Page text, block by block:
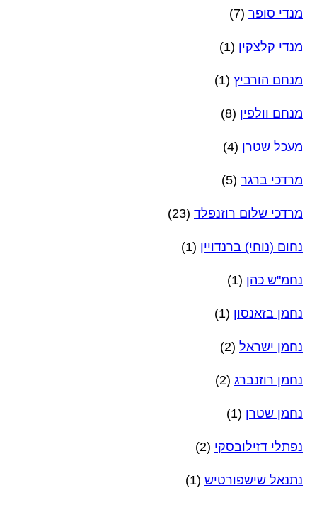
מנדי סופר (7)
מנדי קלצקין (1)
מנחם הורביץ (1)
מנחם וולפין (8)
מעכל שטרן (4)
מרדכי ברגר (5)
מרדכי שלום רוזנפלד (23)
נחום (נוחי) ברנדויין (1)
נחמ"ש כהן (1)
נחמן בזאנסון (1)
נחמן ישראל (2)
נחמן רוזנברג (2)
נחמן שטרן (1)
נפתלי דזילובסקי (2)
נתנאל שישפורטיש (1)